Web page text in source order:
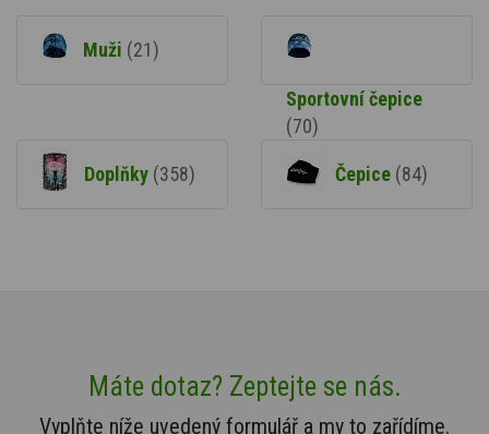
Muži (21)
Sportovní čepice
(70)
Doplňky (358) Čepice (84)
Máte dotaz? Zeptejte se nás.
Vyplňte níže uvedený formulář a my to zařídíme.